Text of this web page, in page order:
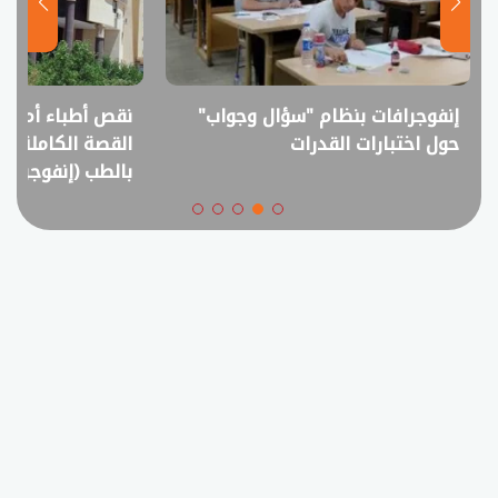
نقص أطباء أم فائض خريجين؟..
القصة الكاملة لمقترح خفض القبول
انفوجراف..
في امتحانات